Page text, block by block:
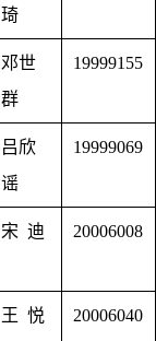
琦
邓世
群
19999155
吕欣
谣
19999069
宋 迪 20006008
王 悦 20006040